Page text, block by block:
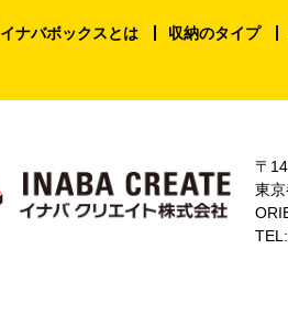
イナバボックスとは 収納のタイプ
〒
東